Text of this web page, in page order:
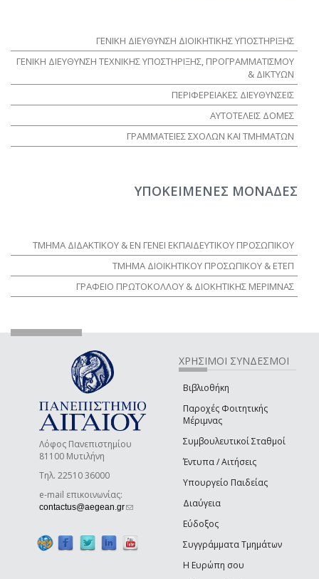
ΓΕΝΙΚΗ ΔΙΕΥΘΥΝΣΗ ΔΙΟΙΚΗΤΙΚΗΣ ΥΠΟΣΤΗΡΙΞΗΣ
ΓΕΝΙΚΗ ΔΙΕΥΘΥΝΣΗ ΤΕΧΝΙΚΗΣ ΥΠΟΣΤΗΡΙΞΗΣ, ΠΡΟΓΡΑΜΜΑΤΙΣΜΟΥ
& ΔΙΚΤΥΩΝ
ΠΕΡΙΦΕΡΕΙΑΚΕΣ ΔΙΕΥΘΥΝΣΕΙΣ
ΑΥΤΟΤΕΛΕΙΣ ΔΟΜΕΣ
ΓΡΑΜΜΑΤΕΙΕΣ ΣΧΟΛΩΝ ΚΑΙ ΤΜΗΜΑΤΩΝ
ΥΠΟΚΕΙΜΕΝΕΣ ΜΟΝΑΔΕΣ
ΤΜΗΜΑ ΔΙΔΑΚΤΙΚΟΥ & ΕΝ ΓΕΝΕΙ ΕΚΠΑΙΔΕΥΤΙΚΟΥ ΠΡΟΣΩΠΙΚΟΥ
ΤΜΗΜΑ ΔΙΟΙΚΗΤΙΚΟΥ ΠΡΟΣΩΠΙΚΟΥ & ΕΤΕΠ
ΓΡΑΦΕΙΟ ΠΡΩΤΟΚΟΛΛΟΥ & ΔΙΟΚΗΤΙΚΗΣ ΜΕΡΙΜΝΑΣ
Λόφος Πανεπιστημίου
81100 Μυτιλήνη
Τηλ. 22510 36000
e-mail επικοινωνίας:
contactus@aegean.gr(link sends e-mail)
ΧΡΗΣΙΜΟΙ ΣΥΝΔΕΣΜΟΙ
Βιβλιοθήκη
Παροχές Φοιτητικής
Μέριμνας
Συμβουλευτικοί Σταθμοί
Έντυπα / Αιτήσεις
Υπουργείο Παιδείας
Διαύγεια
Εύδοξος
Συγγράμματα Τμημάτων
Η Ευρώπη σου